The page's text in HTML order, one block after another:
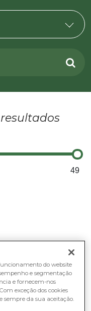
resultados
do website
e segmentação
e fornecem-nos
exceção dos cookies
sempre da sua aceitação.